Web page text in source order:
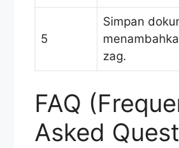
5
Simpan
zag.
FAQ
Asked